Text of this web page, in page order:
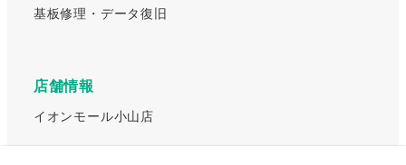
基板修理・データ復旧
店舗情報
イオンモール小山店